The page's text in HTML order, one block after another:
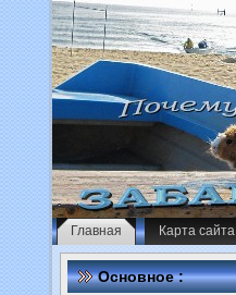
Главная Карта сайта
Основное :